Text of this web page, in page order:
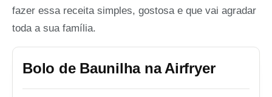
fazer essa receita simples, gostosa e que vai agradar
toda a sua família.
Bolo de Baunilha na Airfryer